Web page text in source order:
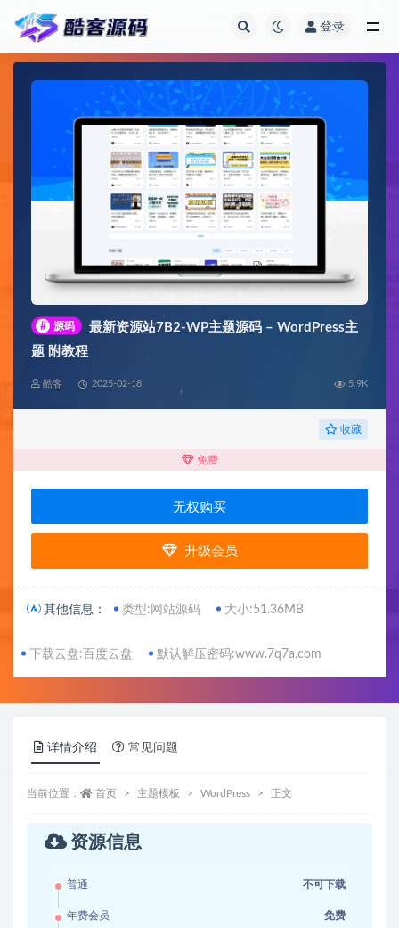
登录
# 源码
最新资源站7B2-WP主题源码 – WordPress主
题 附教程
酷客 2025-02-18 5.9K
收藏
免费
无权购买
升级会员
其他信息： 类型:网站源码 大小:51.36MB
下载云盘:百度云盘 默认解压密码:www.7q7a.com
详情介绍 常见问题
当前位置： 首页 主题模板 WordPress 正文
资源信息
普通 不可下载
年费会员 免费